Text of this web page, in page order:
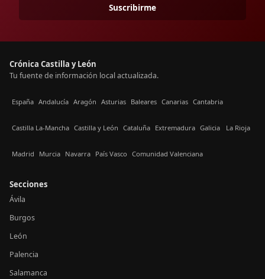
Suscribirme
Crónica Castilla y León
Tu fuente de información local actualizada.
España Andalucía Aragón Asturias Baleares Canarias Cantabria
Castilla La-Mancha Castilla y León Cataluña Extremadura Galicia La Rioja
Madrid Murcia Navarra País Vasco Comunidad Valenciana
Secciones
Ávila
Burgos
León
Palencia
Salamanca